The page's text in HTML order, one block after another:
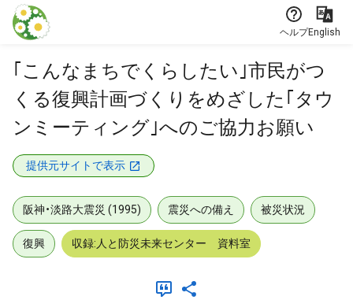
本文に飛ぶ
ヘルプEnglish
｢こんなまちでくらしたい｣市民がつ
くる復興計画づくりをめざした｢タウ
ンミーティング｣へのご協力お願い
提供元サイトで表示
阪神・淡路大震災 (1995) 震災への備え 被災状況
復興 収録:人と防災未来センター 資料室